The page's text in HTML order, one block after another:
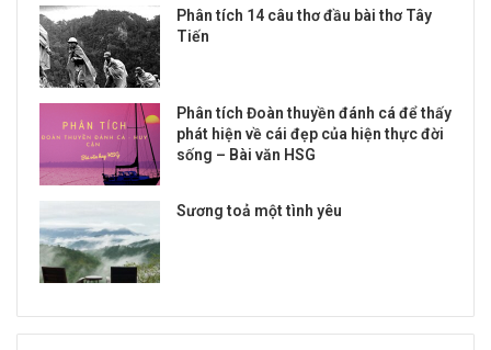
Phân tích 14 câu thơ đầu bài thơ Tây
Tiến
Phân tích Đoàn thuyền đánh cá để thấy
phát hiện về cái đẹp của hiện thực đời
sống – Bài văn HSG
Sương toả một tình yêu